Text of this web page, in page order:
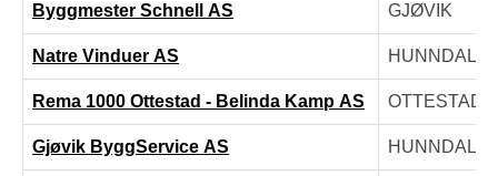
Byggmester Schnell AS GJØVIK
Natre Vinduer AS
Rema 1000 Ottestad - Belinda Kamp AS OTTESTAD
Gjøvik ByggService AS